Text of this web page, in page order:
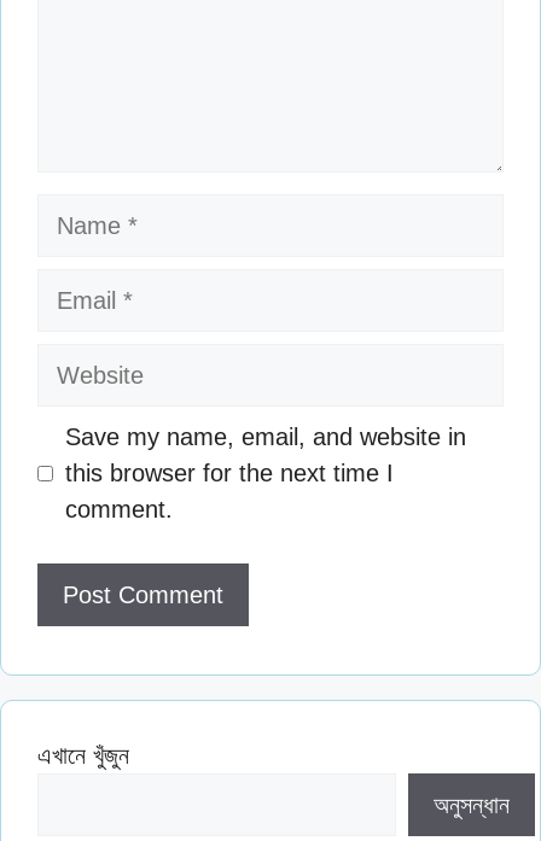
Name
Email
Website
Save my name, email, and website in
this browser for the next time I
comment.
এখানে খুঁজুন
অনুসন্ধান